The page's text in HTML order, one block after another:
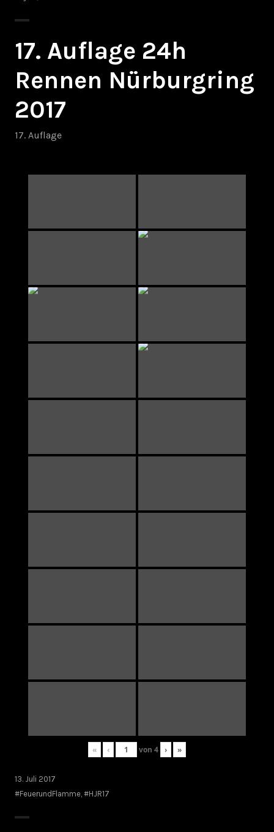
17. Auflage 24h
Rennen Nürburgring
2017
17. Auflage
« ‹ von 4 › »
13. Juli 2017
#FeuerundFlamme #HJR17